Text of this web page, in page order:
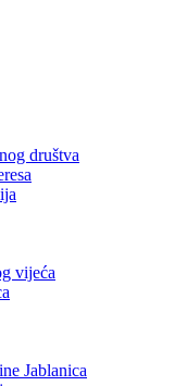
društva
vijeća
Jablanica